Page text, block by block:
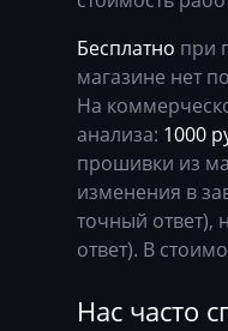
Bauer
BAW
Belgee
Bell
Bentley
Бесплатно при
магазине нет
На
анализа: 1000
прошивки из
изменения в
точный ответ),
ответ). В
Нас часто